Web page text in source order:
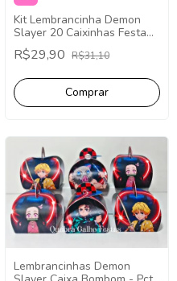
Kit Lembrancinha Demon
Slayer 20 Caixinhas Festa
Fácil Decoração
R$29,90 R$31,10
Lembrancinhas Demon